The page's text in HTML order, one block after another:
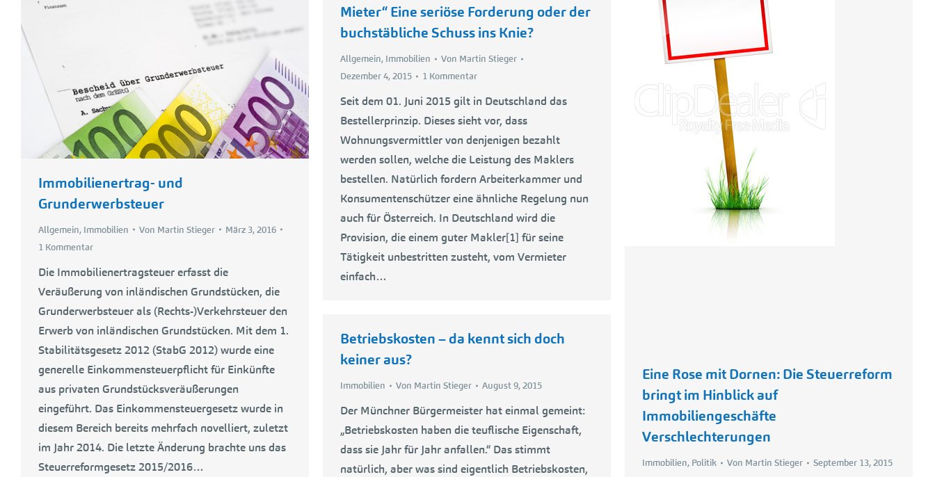
Immobilienertrag- und
Grunderwerbsteuer
Allgemein, Immobilien Von Martin Stieger
März 3, 2016
1 Kommentar
Die Immobilienertragsteuer erfasst die
Veräußerung von inländischen Grundstücken, die
Grunderwerbsteuer als (Rechts-)Verkehrsteuer den
Erwerb von inländischen Grundstücken. Mit dem 1.
Stabilitätsgesetz 2012 (StabG 2012) wurde eine
generelle Einkommensteuerpflicht für Einkünfte
aus privaten Grundstücksveräußerungen
eingeführt. Das Einkommensteuergesetz wurde in
diesem Bereich bereits mehrfach novelliert, zuletzt
im Jahr 2014. Die letzte Änderung brachte uns das
Steuerreformgesetz 2015/2016…
Mieter“ Eine seriöse Forderung oder der
buchstäbliche Schuss ins Knie?
Allgemein, Immobilien Von Martin Stieger
Dezember 4, 2015
1 Kommentar
Seit dem 01. Juni 2015 gilt in Deutschland das
Bestellerprinzip. Dieses sieht vor, dass
Wohnungsvermittler von denjenigen bezahlt
werden sollen, welche die Leistung des Maklers
bestellen. Natürlich fordern Arbeiterkammer und
Konsumentenschützer eine ähnliche Regelung nun
auch für Österreich. In Deutschland wird die
Provision, die einem guter Makler[1] für seine
Tätigkeit unbestritten zusteht, vom Vermieter
einfach…
Eine Rose mit Dornen: Die Steuerreform
bringt im Hinblick auf
Immobiliengeschäfte
Verschlechterungen
Immobilien, Politik Von Martin Stieger September 13, 2015
Betriebskosten – da kennt sich doch
keiner aus?
Immobilien Von Martin Stieger August 9, 2015
Der Münchner Bürgermeister hat einmal gemeint:
„Betriebskosten haben die teuflische Eigenschaft,
dass sie Jahr für Jahr anfallen.“ Das stimmt
natürlich, aber was sind eigentlich Betriebskosten,